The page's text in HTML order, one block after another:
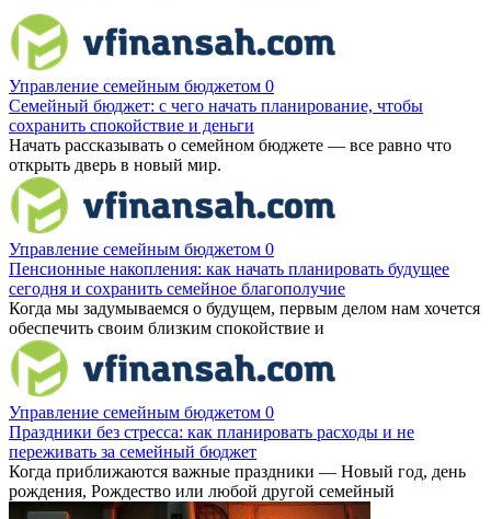
Управление семейным бюджетом 0
Семейный бюджет: с чего начать планирование, чтобы
сохранить спокойствие и деньги
Начать рассказывать о семейном бюджете — все равно что
открыть дверь в новый мир.
Управление семейным бюджетом 0
Пенсионные накопления: как начать планировать будущее
сегодня и сохранить семейное благополучие
Когда мы задумываемся о будущем, первым делом нам хочется
обеспечить своим близким спокойствие и
Управление семейным бюджетом 0
Праздники без стресса: как планировать расходы и не
переживать за семейный бюджет
Когда приближаются важные праздники — Новый год, день
рождения, Рождество или любой другой семейный